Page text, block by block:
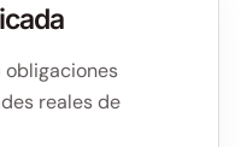
obligaciones
reales de